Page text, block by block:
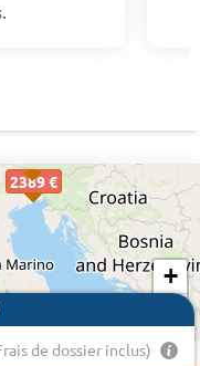
2389 €
+
de dossier inclus)